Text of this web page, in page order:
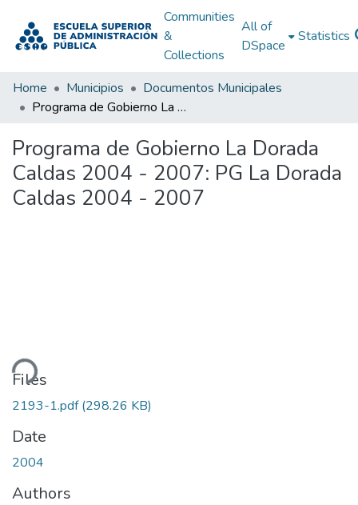
Communities
&
Collections
All of
DSpace
Statistics
Home Municipios
Documentos Municipales
Programa de Gobierno La Dorada Caldas 2004 - 2007: PG La Dorada Caldas 2004 - 2007
Programa de Gobierno La Dorada
Caldas 2004 - 2007: PG La Dorada
Caldas 2004 - 2007
Files
2193-1.pdf(298.26 KB)
Date
2004
Authors